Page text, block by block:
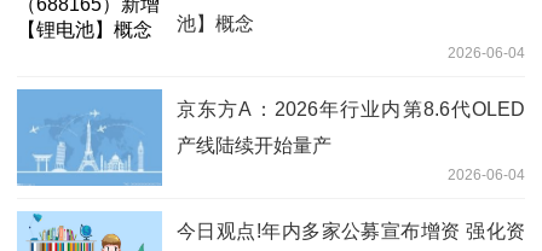
池】概念
2026-06-04
京东方A：2026年行业内第8.6代OLED
产线陆续开始量产
2026-06-04
今日观点!年内多家公募宣布增资 强化资